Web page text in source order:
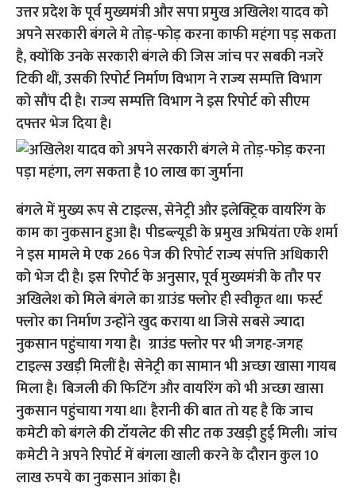
उत्तर प्रदेश के पूर्व मुख्यमंत्री और सपा प्रमुख अखिलेश यादव को
अपने सरकारी बंगले मे तोड़-फोड़ करना काफी महंगा पड़ सकता
है, क्योंकि उनके सरकारी बंगले की जिस जांच पर सबकी नजरें
टिकी थीं, उसकी रिपोर्ट निर्माण विभाग ने राज्य सम्पत्ति विभाग
को सौंप दी है। राज्य सम्पत्ति विभाग ने इस रिपोर्ट को सीएम
दफ्तर भेज दिया है।
बंगले में मुख्य रूप से टाइल्स, सेनेट्री और इलेक्ट्रिक वायरिंग के
काम का नुकसान हुआ है। पीडब्ल्यूडी के प्रमुख अभियंता एके शर्मा
ने इस मामले मे एक 266 पेज की रिपोर्ट राज्य संपत्ति अधिकारी
को भेज दी है। इस रिपोर्ट के अनुसार, पूर्व मुख्यमंत्री के तौर पर
अखिलेश को मिले बंगले का ग्राउंड फ्लोर ही स्वीकृत था। फर्स्ट
फ्लोर का निर्माण उन्होंने खुद कराया था जिसे सबसे ज्यादा
नुकसान पहुंचाया गया है। ग्राउंड फ्लोर पर भी जगह-जगह
टाइल्स उखड़ी मिलीं है। सेनेट्री का सामान भी अच्छा खासा गायब
मिला है। बिजली की फिटिंग और वायरिंग को भी अच्छा खासा
नुकसान पहुंचाया गया था। हैरानी की बात तो यह है कि जाच
कमेटी को बंगले की टॉयलेट की सीट तक उखड़ी हुई मिली। जांच
कमेटी ने अपने रिपोर्ट में बंगला खाली करने के दौरान कुल 10
लाख रुपये का नुकसान आंका है।